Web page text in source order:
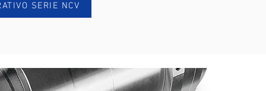
SERIE NCV